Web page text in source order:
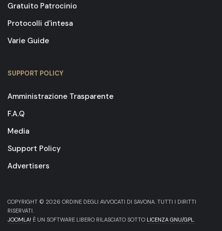
Gratuito Patrocinio
Protocolli d'intesa
Varie Guide
SUPPORT POLICY
Amministrazione Trasparente
F.A.Q
Media
Support Policy
Advertisers
COPYRIGHT © 2026 ORDINE DEGLI AVVOCATI DI SAVONA. TUTTI I DIRITTI
RISERVATI.
JOOMLA! È UN SOFTWARE LIBERO RILASCIATO SOTTO LICENZA GNU/GPL.